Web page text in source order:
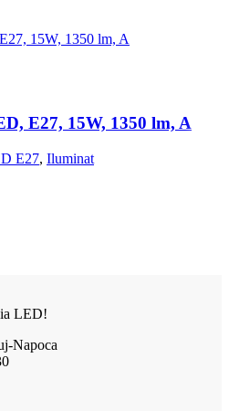
E27, 15W, 1350 lm, A
E27, Iluminat
LED!
Napoca